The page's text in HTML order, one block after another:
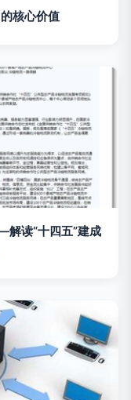
核心价值
读“十四五”建成